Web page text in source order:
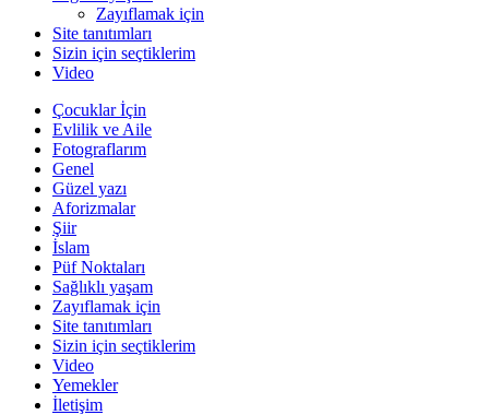
Zayıflamak için
Site tanıtımları
Sizin için seçtiklerim
Video
Çocuklar İçin
Evlilik ve Aile
Fotograflarım
Genel
Güzel yazı
Aforizmalar
Şiir
İslam
Püf Noktaları
Sağlıklı yaşam
Zayıflamak için
Site tanıtımları
Sizin için seçtiklerim
Video
Yemekler
İletişim